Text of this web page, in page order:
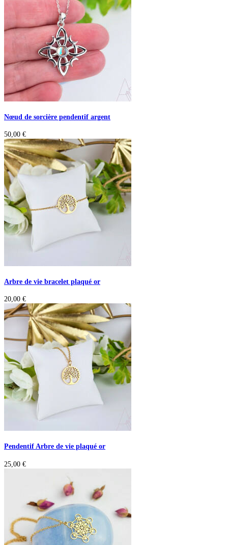
Nœud de sorcière pendentif argent
50,00 €
Arbre de vie bracelet plaqué or
20,00 €
Pendentif Arbre de vie plaqué or
25,00 €